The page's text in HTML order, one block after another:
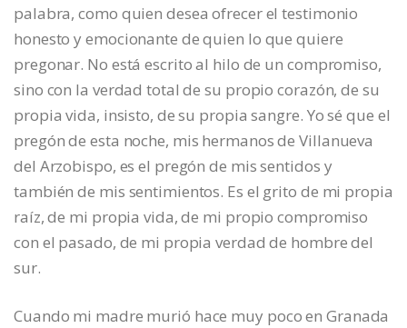
palabra, como quien desea ofrecer el testimonio
honesto y emocionante de quien lo que quiere
pregonar. No está escrito al hilo de un compromiso,
sino con la verdad total de su propio corazón, de su
propia vida, insisto, de su propia sangre. Yo sé que el
pregón de esta noche, mis hermanos de Villanueva
del Arzobispo, es el pregón de mis sentidos y
también de mis sentimientos. Es el grito de mi propia
raíz, de mi propia vida, de mi propio compromiso
con el pasado, de mi propia verdad de hombre del
sur.
Cuando mi madre murió hace muy poco en Granada